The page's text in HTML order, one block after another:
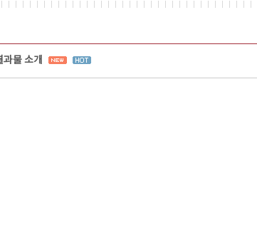
물 소개